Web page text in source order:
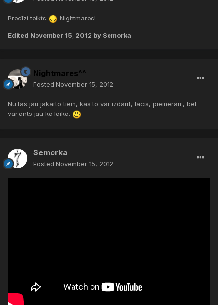
Precīzi teikts Nightmares!
Edited November 15, 2012 by Semorka
Nightmares^^
Posted November 15, 2012
Nu tas jau jākārto tiem, kas to var izdarīt, lācis, piemēram, bet
variants jau kā laikā.
Semorka
Posted November 15, 2012